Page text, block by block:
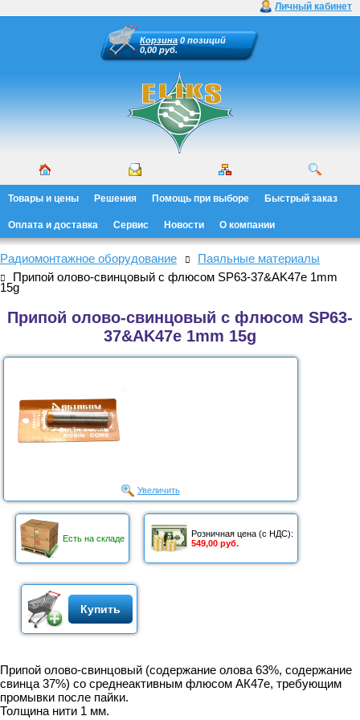
Личный кабинет
Корзина 0 позиций
0,00 руб.
Товары и цены Решения Помощь при выборе Быстрый заказ
Оплата и доставка Сервис Новости О компании
Радиомонтажное оборудование
Паяльные материалы
Припой олово-свинцовый с флюсом SP63-37&AK47e 1mm
15g
Припой олово-свинцовый с флюсом SP63-
37&AK47e 1mm 15g
Увеличить
Есть на складе
Розничная цена (с НДС):
549,00 руб.
Купить
Припой олово-свинцовый (содержание олова 63%, содержание
свинца 37%) со среднеактивным флюсом АК47е, требующим
промывки после пайки.
Толщина нити 1 мм.